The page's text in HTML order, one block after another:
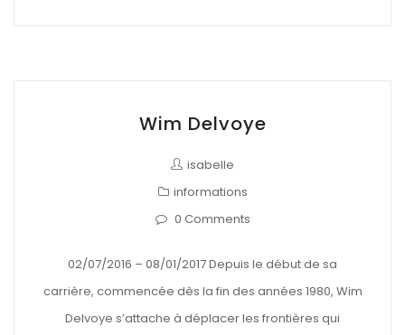
Wim Delvoye
isabelle
informations
0 Comments
02/07/2016 – 08/01/2017 Depuis le début de sa
carrière, commencée dès la fin des années 1980, Wim
Delvoye s’attache à déplacer les frontières qui